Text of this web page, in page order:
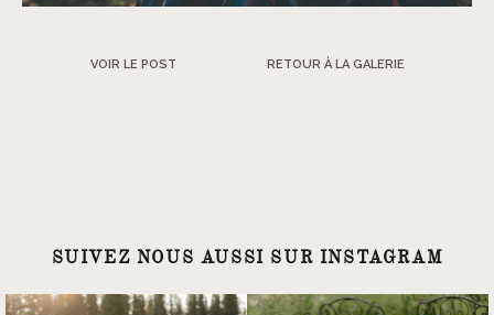
VOIR LE POST RETOUR À LA GALERIE
SUIVEZ NOUS AUSSI SUR INSTAGRAM